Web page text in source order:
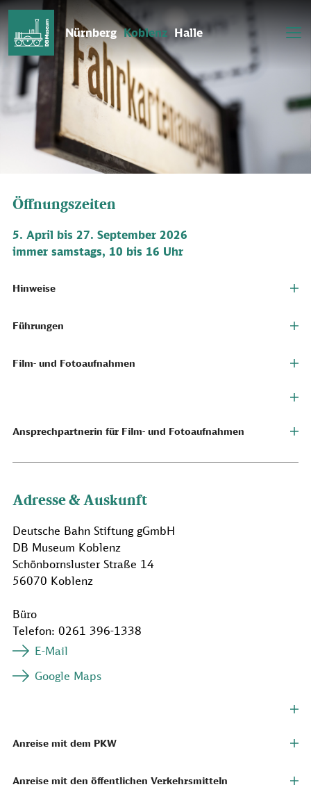
Nürnberg Koblenz Halle
Öffnungszeiten
5. April bis 27. September 2026
immer samstags, 10 bis 16 Uhr
Hinweise
Führungen
Film- und Fotoaufnahmen
Ansprechpartnerin für Film- und Fotoaufnahmen
Adresse & Auskunft
Deutsche Bahn Stiftung gGmbH
DB Museum Koblenz
Schönbornsluster Straße 14
56070 Koblenz
Büro
Telefon: 0261 396-1338
E-Mail
Google Maps
Anreise mit dem PKW
Anreise mit den öffentlichen Verkehrsmitteln